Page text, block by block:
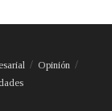
Opinión